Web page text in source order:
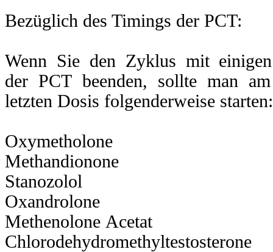
Bezüglich des Timings der PCT:
Wenn Sie den Zyklus mit
der PCT beenden, sollte man
letzten Dosis folgenderweise starten:
Oxymetholone
Methandionone
Stanozolol
Oxandrolone
Methenolone Acetat
Chlorodehydromethyltestosterone
PCTwirkt
vonkatabolischen Effekten,undgleichzeitig